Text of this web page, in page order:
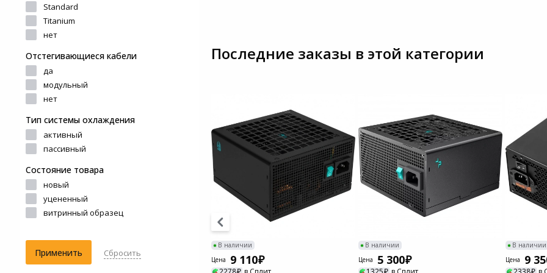
Standard
Titanium
нет
Отстегивающиеся кабели
да
модульный
нет
Тип системы охлаждения
активный
пассивный
Состояние товара
новый
уцененный
витринный образец
Применить Сбросить
Последние заказы в этой категории
3 410
В наличии
Цена
9 110
В наличии
Цена
5 300
В наличии
Цена
9
Системы
видеонаблюдения
Уцененные товары